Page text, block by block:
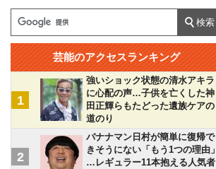
芸能のアクセスランキング
1
強いショック状態の清水アキラ
に心配の声…子供を亡くした神
田正輝らもたどった遺族ケアの
道のり
2
バナナマン日村が簡単に復帰で
きそうにない「もう1つの理由」
…レギュラー11本抱える人気者